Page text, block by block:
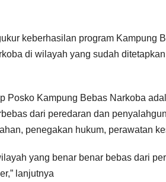
keberhasilan program Kampung
di wilayah yang sudah
Posko Kampung Bebas Narkoba
dari peredaran dan
penegakan hukum, perawatan
yang benar benar bebas dari
lanjutnya